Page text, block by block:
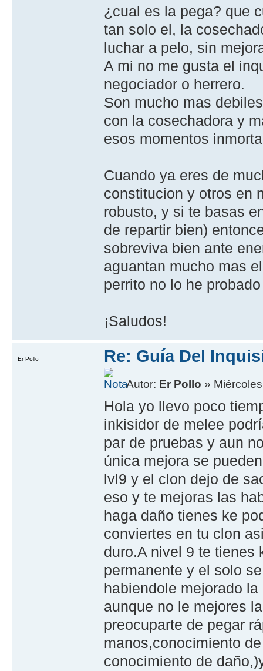
¿cual es la pega? que
tan solo el, la
luchar a pelo, sin
A mi no me gusta el
negociador o herrero.
Son mucho mas
con la cosechadora y
esos momentos
Cuando ya eres de
constitucion y otros en
robusto, y si te basas
de repartir bien)
sobreviva bien ante
aguantan mucho mas
perrito no lo he
¡Saludos!
Re: Guía Del
Autor: Er Pollo »
Hola yo llevo poco
inkisidor de melee
par de pruebas y aun
única mejora se
lvl9 y el clon dejo de
eso y te mejoras las
haga daño tienes ke
conviertes en tu clon
duro.A nivel 9 te tienes
permanente y el solo
habiendole mejorado
aunque no le mejores
preocuparte de pegar
manos,conocimiento
conocimiento de
Er Pollo